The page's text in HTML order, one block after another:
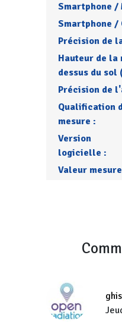
Smartphone /
Smartphone /
Précision de
Hauteur de la
dessus du sol
Précision de
Qualification
mesure :
Version
logicielle :
Valeur
ghis